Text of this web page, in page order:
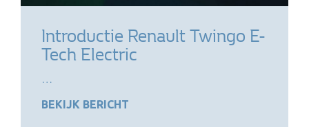
Introductie Renault Twingo E-
Tech Electric
…
BEKIJK BERICHT